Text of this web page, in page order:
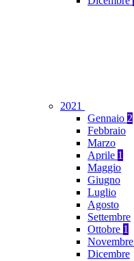
2021
Gennaio 2
Febbraio
Marzo
Aprile 1
Maggio
Giugno
Luglio
Agosto
Settembre
Ottobre 1
Novembre
Dicembre